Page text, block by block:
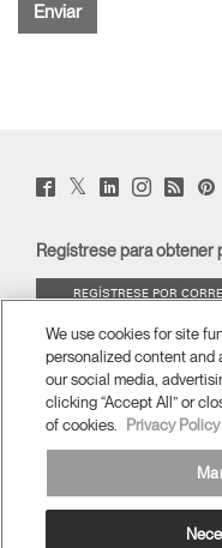
Facebook
(opens
Twitter
(opens
LinkedIn
(opens
Instagram
(opensBlog
Regístrese para obtener
REGÍSTRESE POR
ACERCA DE
ERGONOMÍA
We use cookies for site
personalized content and
our social media,
clicking “Accept All” or
of cookies.
Privacy Policy